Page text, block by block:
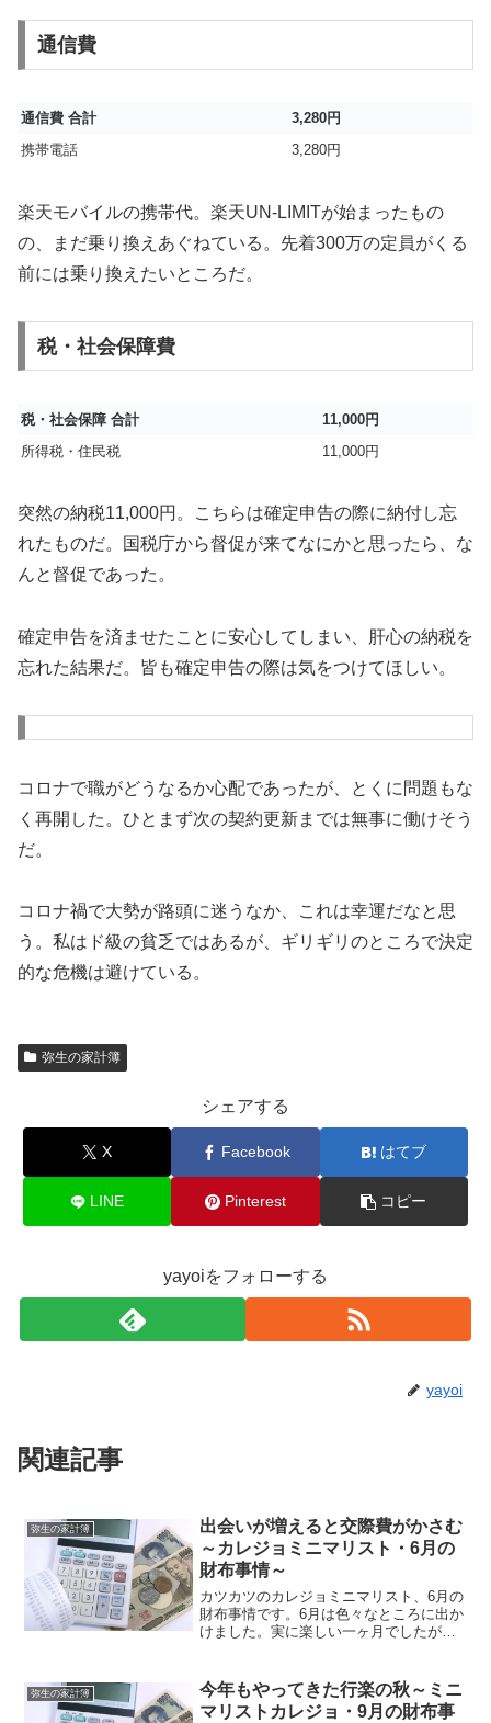
通信費
通信費 合計
3,280円
携帯電話
3,280円
楽天モバイルの携帯代。楽天UN-LIMITが始まったもの
の、まだ乗り換えあぐねている。先着300万の定員がくる
前には乗り換えたいところだ。
税・社会保障費
税・社会保障 合計
11,000円
所得税・住民税
11,000円
突然の納税11,000円。こちらは確定申告の際に納付し忘
れたものだ。国税庁から督促が来てなにかと思ったら、な
んと督促であった。
確定申告を済ませたことに安心してしまい、肝心の納税を
忘れた結果だ。皆も確定申告の際は気をつけてほしい。
コロナで職がどうなるか心配であったが、とくに問題もな
く再開した。ひとまず次の契約更新までは無事に働けそう
だ。
コロナ禍で大勢が路頭に迷うなか、これは幸運だなと思
う。私はド級の貧乏ではあるが、ギリギリのところで決定
的な危機は避けている。
弥生の家計簿
シェアする
X Facebook はてブ
LINE Pinterest コピー
yayoiをフォローする
yayoi
関連記事
弥生の家計簿
出会いが増えると交際費がかさむ
～カレジョミニマリスト・6月の
財布事情～
カツカツのカレジョミニマリスト、6月の
財布事情です。6月は色々なところに出か
けました。実に楽しい一ヶ月でしたが、
は、支出の総額をザッと見てみます↓項目
金額割合食費 合計7...
弥生の家計簿
今年もやってきた行楽の秋～ミニ
マリストカレジョ・9月の財布事